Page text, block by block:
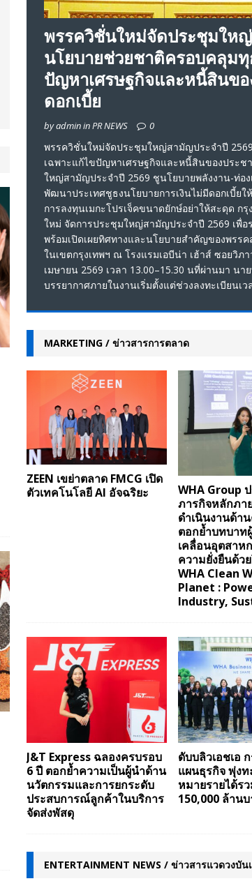
พรรควิชั่นใหม่จัดประชุมให
นโยบายช่วยชาติครอบคลุม
ปัญหาเศรษฐกิจและหนี้สินขอ
ดอกเบี้ย
by admin in PR NEWS 0
พรรควิชั่นใหม่จัดประชุมใหญ่สามัญประจำปี
เฉพาะแก้ไขปัญหาเศรษฐกิจและหนี้สินของประช
ใหญ่สามัญประจำปี 2569 ชูนโยบายพลังงาน-ท่อ
พัฒนาประเทศชูธงนโยบายการเงินไม่มีดอกเบี้ย
การลงทุนเมกะโปรเจ็คขนาดยักษ์อย่าให้สะดุด
ใหม่ จัดการประชุมใหญ่สามัญประจำปี 2569 เพื่
พร้อมเปิดเผยทิศทางและนโยบายสำคัญของพรร
ในเขตกรุงเทพฯ ณ โรงแรมเอบีน่า เฮ้าส์ ซอยวิภ
เมษายน 2569 เวลา 13.00–15.30 นที่ผ่านมา น
บรรยากาศภายในงานเริ่มตั้งแต่ช่วงลงทะเบียนเว
MARKETING / ข่าวสารการตลาด
ZEEN เขย่าตลาด FMCG เปิด
ตัวเทคโนโลยี AI อัจฉริยะ
WHA Group
ภารกิจหลักภา
ดำเนินงานด้า
ตอกย้ำบทบาท
เคลื่อนอุตสาห
ความยั่งยืนด้ว
WHA Clean
Planet :
Industry,
J&T Express ฉลองครบรอบ
6 ปี ตอกย้ำความเป็นผู้นำด้าน
นวัตกรรมและการยกระดับ
ประสบการณ์ลูกค้าในบริการ
จัดส่งพัสดุ
ดับบลิวเอชเอ
แผนธุรกิจ พุ่งท
หมายรายได้ร
150,000 ล้าน
ENTERTAINMENT NEWS / ข่าวสารแวดวงบัน